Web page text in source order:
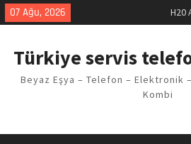
Skip
to
07 Ağu, 2026
H20
Türkiye servis
Beyaz Eşya – Telefon – Elektronik
Kombi